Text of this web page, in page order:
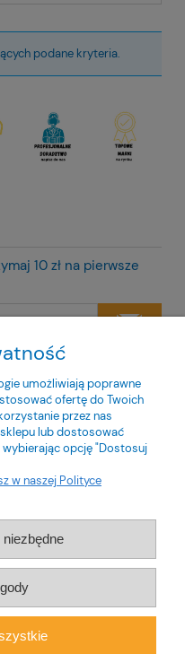
podane kryteria.
10 zł na pierwsze
z nasząpolityką
umożliwiają poprawne
ofertę do Twoich
przez nas
lub dostosować
opcję "Dostosuj
w naszej Polityce